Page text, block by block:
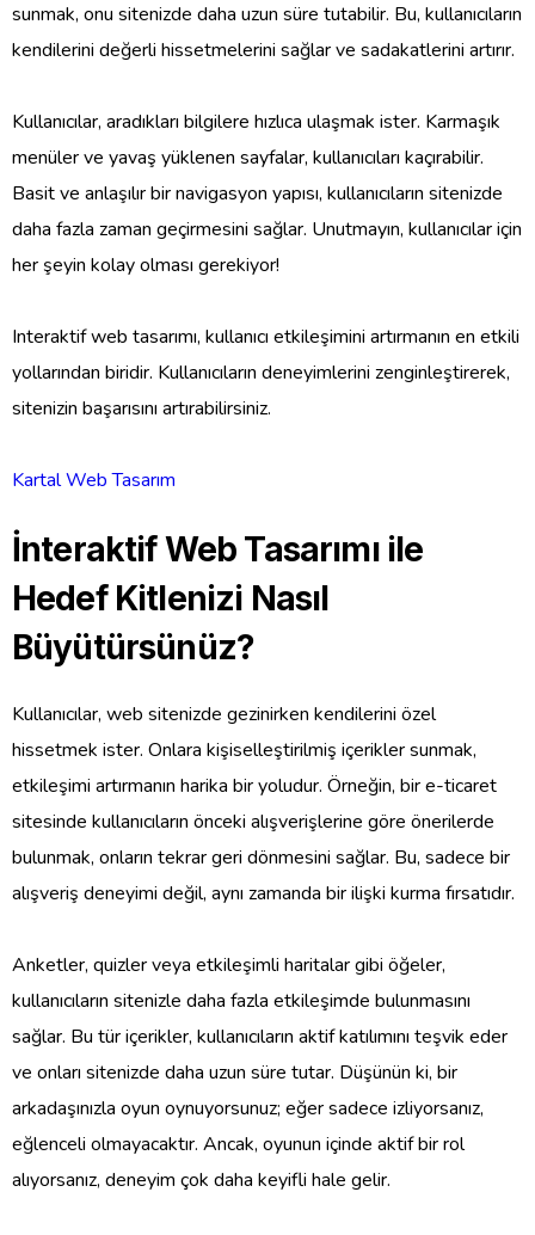
sunmak, onu sitenizde daha uzun süre tutabilir. Bu, kullanıcıların
kendilerini değerli hissetmelerini sağlar ve sadakatlerini artırır.
Kullanıcılar, aradıkları bilgilere hızlıca ulaşmak ister. Karmaşık
menüler ve yavaş yüklenen sayfalar, kullanıcıları kaçırabilir.
Basit ve anlaşılır bir navigasyon yapısı, kullanıcıların sitenizde
daha fazla zaman geçirmesini sağlar. Unutmayın, kullanıcılar için
her şeyin kolay olması gerekiyor!
Interaktif web tasarımı, kullanıcı etkileşimini artırmanın en etkili
yollarından biridir. Kullanıcıların deneyimlerini zenginleştirerek,
sitenizin başarısını artırabilirsiniz.
Kartal Web Tasarım
İnteraktif Web Tasarımı ile
Hedef Kitlenizi Nasıl
Büyütürsünüz?
Kullanıcılar, web sitenizde gezinirken kendilerini özel
hissetmek ister. Onlara kişiselleştirilmiş içerikler sunmak,
etkileşimi artırmanın harika bir yoludur. Örneğin, bir e-ticaret
sitesinde kullanıcıların önceki alışverişlerine göre önerilerde
bulunmak, onların tekrar geri dönmesini sağlar. Bu, sadece bir
alışveriş deneyimi değil, aynı zamanda bir ilişki kurma fırsatıdır.
Anketler, quizler veya etkileşimli haritalar gibi öğeler,
kullanıcıların sitenizle daha fazla etkileşimde bulunmasını
sağlar. Bu tür içerikler, kullanıcıların aktif katılımını teşvik eder
ve onları sitenizde daha uzun süre tutar. Düşünün ki, bir
arkadaşınızla oyun oynuyorsunuz; eğer sadece izliyorsanız,
eğlenceli olmayacaktır. Ancak, oyunun içinde aktif bir rol
alıyorsanız, deneyim çok daha keyifli hale gelir.